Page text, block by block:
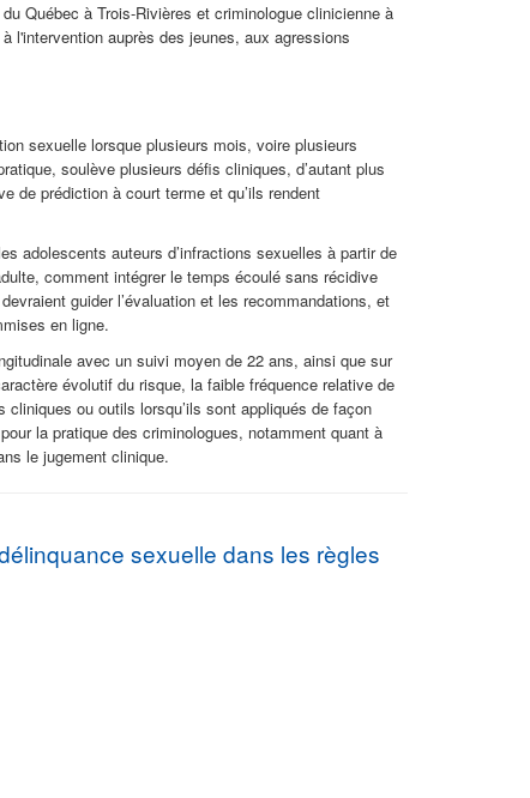
Québec à Trois-Rivières et criminologue clinicienne à
l'intervention auprès des jeunes, aux agressions
sexuelle lorsque plusieurs mois, voire plusieurs
soulève plusieurs défis cliniques, d’autant plus
de prédiction à court terme et qu’ils rendent
adolescents auteurs d’infractions sexuelles à partir de
comment intégrer le temps écoulé sans récidive
guider l’évaluation et les recommandations, et
en ligne.
avec un suivi moyen de 22 ans, ainsi que sur
évolutif du risque, la faible fréquence relative de
ou outils lorsqu’ils sont appliqués de façon
la pratique des criminologues, notamment quant à
le jugement clinique.
sexuelle dans les règles